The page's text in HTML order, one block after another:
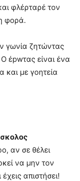
φλέρταρέ τον
φορά.
γωνία ζητώντας
έpwτας είναι ένα
και με γοητεία
αν σε θέλει
να μην τον
απιστήσει!